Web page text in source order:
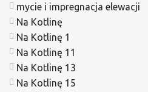
mycie i impregnacja elewacji
Na Kotlinę
Na Kotlinę 1
Na Kotlinę 11
Na Kotlinę 13
Na Kotlinę 15